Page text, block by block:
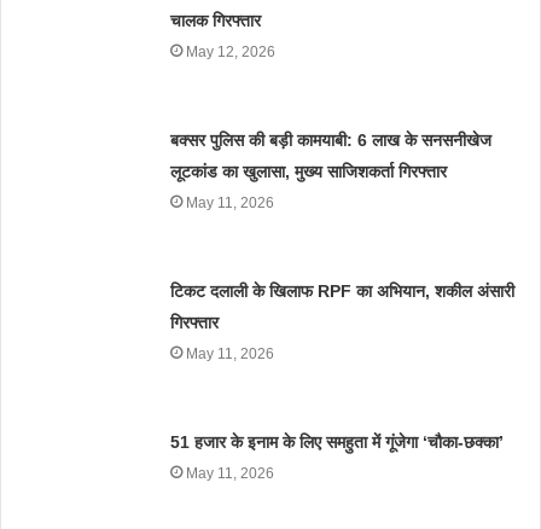
चालक गिरफ्तार
May 12, 2026
बक्सर पुलिस की बड़ी कामयाबी: 6 लाख के सनसनीखेज
लूटकांड का खुलासा, मुख्य साजिशकर्ता गिरफ्तार
May 11, 2026
टिकट दलाली के खिलाफ RPF का अभियान, शकील अंसारी
गिरफ्तार
May 11, 2026
51 हजार के इनाम के लिए समहुता में गूंजेगा ‘चौका-छक्का’
May 11, 2026